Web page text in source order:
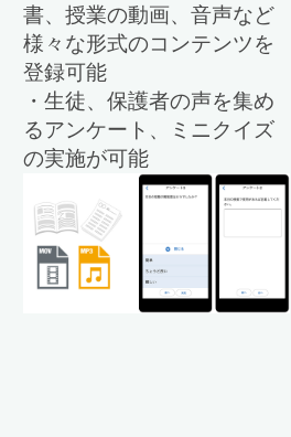
書、授業の動画、音声など
様々な形式のコンテンツを
登録可能
・生徒、保護者の声を集め
るアンケート、ミニクイズ
の実施が可能